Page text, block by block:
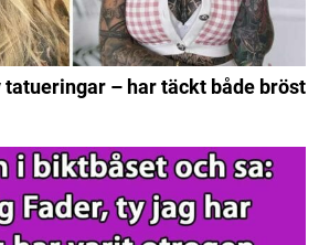
tatueringar – har täckt både bröst